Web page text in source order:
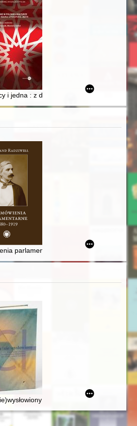
XX wieku. R. 53, nr 2 (2021)
i jedna : z dziejów topiki orientalnej w
2, zbiór studiów z okazji 200 lat Łodzi
parlamentarne 1880-1919
: wokół listów Chopina... :